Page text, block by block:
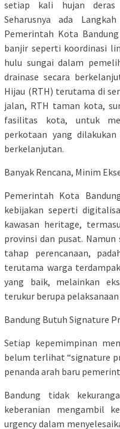
setiap kali hujan
Seharusnya ada
Pemerintah Kota
banjir seperti koordinasi
hulu sungai dalam
drainase secara
Hijau (RTH) terutama di
jalan, RTH taman kota,
fasilitas kota, untuk
perkotaan yang
berkelanjutan.
Banyak Rencana, Minim
Pemerintah Kota
kebijakan seperti
kawasan heritage,
provinsi dan pusat. Namun
tahap perencanaan,
terutama warga
yang baik, melainkan
terukur berupa
Bandung Butuh Signature
Setiap kepemimpinan
belum terlihat “signature
penanda arah baru
Bandung tidak
keberanian mengambil
urgency dalam